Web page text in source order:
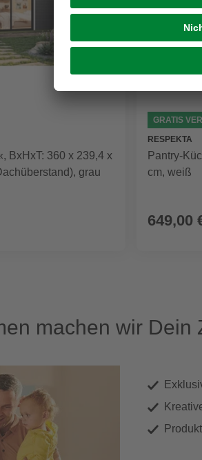
BxHxT: 360 x 239,4 x
grau
GRATIS
RESPEKTA
Pantry-
cm, weiß
649,00
machen wir